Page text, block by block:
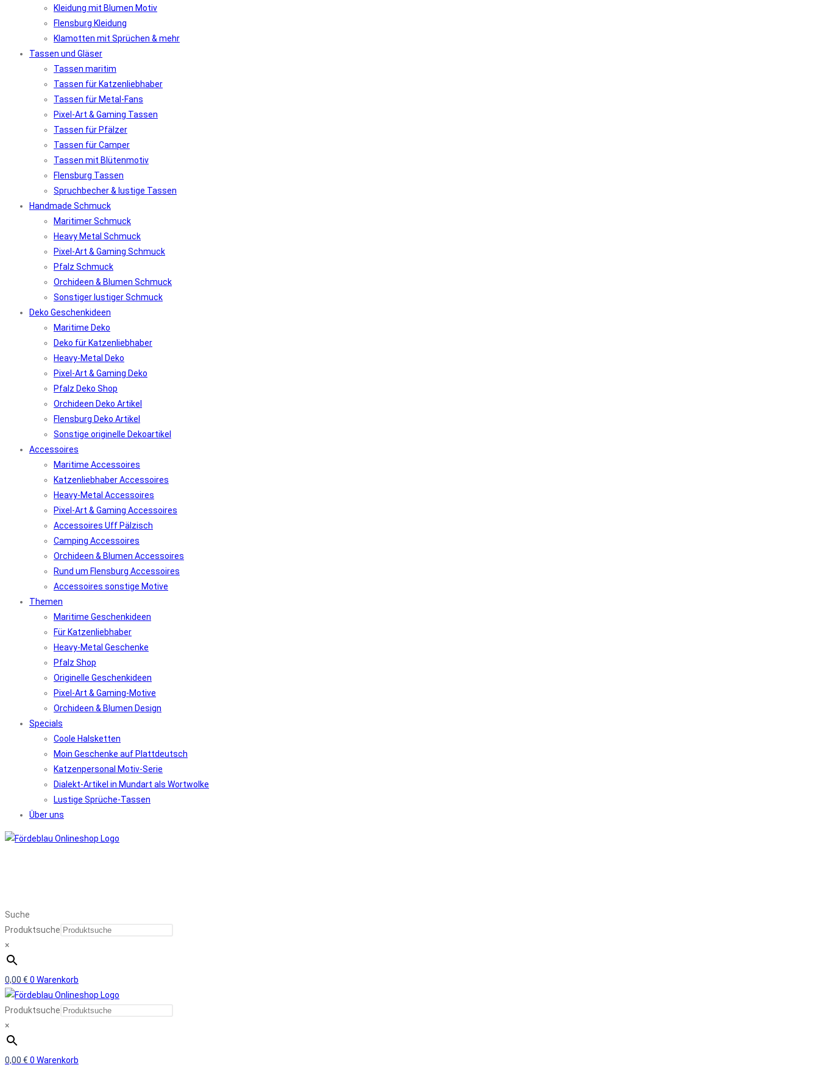
Kleidung mit Blumen Motiv
Flensburg Kleidung
Klamotten mit Sprüchen & mehr
Tassen und Gläser
Tassen maritim
Tassen für Katzenliebhaber
Tassen für Metal-Fans
Pixel-Art & Gaming Tassen
Tassen für Pfälzer
Tassen für Camper
Tassen mit Blütenmotiv
Flensburg Tassen
Spruchbecher & lustige Tassen
Handmade Schmuck
Maritimer Schmuck
Heavy Metal Schmuck
Pixel-Art & Gaming Schmuck
Pfalz Schmuck
Orchideen & Blumen Schmuck
Sonstiger lustiger Schmuck
Deko Geschenkideen
Maritime Deko
Deko für Katzenliebhaber
Heavy-Metal Deko
Pixel-Art & Gaming Deko
Pfalz Deko Shop
Orchideen Deko Artikel
Flensburg Deko Artikel
Sonstige originelle Dekoartikel
Accessoires
Maritime Accessoires
Katzenliebhaber Accessoires
Heavy-Metal Accessoires
Pixel-Art & Gaming Accessoires
Accessoires Uff Pälzisch
Camping Accessoires
Orchideen & Blumen Accessoires
Rund um Flensburg Accessoires
Accessoires sonstige Motive
Themen
Maritime Geschenkideen
Für Katzenliebhaber
Heavy-Metal Geschenke
Pfalz Shop
Originelle Geschenkideen
Pixel-Art & Gaming-Motive
Orchideen & Blumen Design
Specials
Coole Halsketten
Moin Geschenke auf Plattdeutsch
Katzenpersonal Motiv-Serie
Dialekt-Artikel in Mundart als Wortwolke
Lustige Sprüche-Tassen
Über uns
Suche
Produktsuche
×
0,00 € 0 Warenkorb
Produktsuche
×
0,00 € 0 Warenkorb